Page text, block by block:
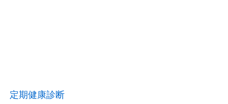
定期健康診断